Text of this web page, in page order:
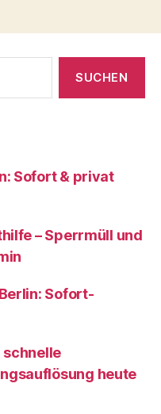
Sofort & privat
– Sperrmüll und
Sofort-
schnelle
heute